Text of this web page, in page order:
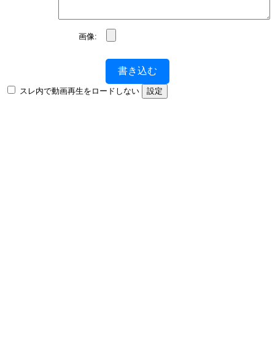
画像:
書き込む
スレ内で動画再生をロードしない